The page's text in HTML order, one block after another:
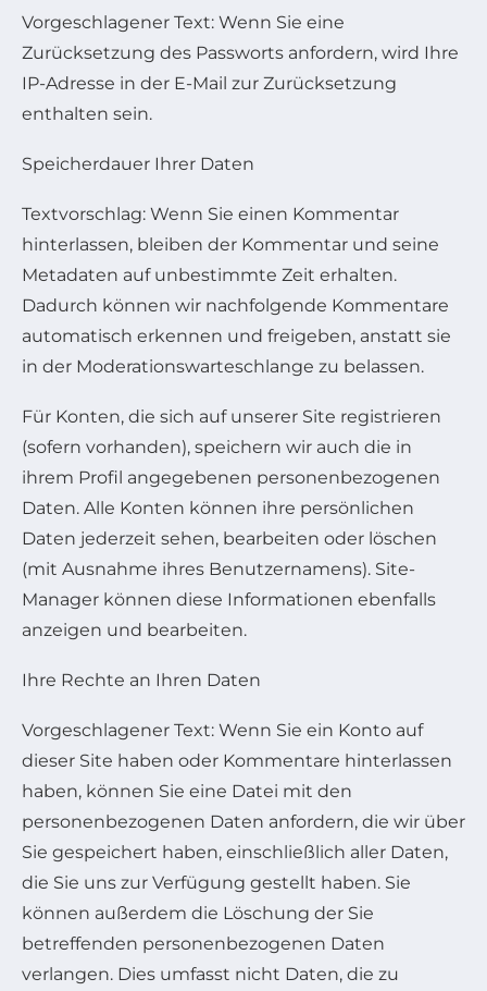
Vorgeschlagener Text: Wenn Sie eine
Zurücksetzung des Passworts anfordern, wird Ihre
IP-Adresse in der E-Mail zur Zurücksetzung
enthalten sein.
Speicherdauer Ihrer Daten
Textvorschlag: Wenn Sie einen Kommentar
hinterlassen, bleiben der Kommentar und seine
Metadaten auf unbestimmte Zeit erhalten.
Dadurch können wir nachfolgende Kommentare
automatisch erkennen und freigeben, anstatt sie
in der Moderationswarteschlange zu belassen.
Für Konten, die sich auf unserer Site registrieren
(sofern vorhanden), speichern wir auch die in
ihrem Profil angegebenen personenbezogenen
Daten. Alle Konten können ihre persönlichen
Daten jederzeit sehen, bearbeiten oder löschen
(mit Ausnahme ihres Benutzernamens). Site-
Manager können diese Informationen ebenfalls
anzeigen und bearbeiten.
Ihre Rechte an Ihren Daten
Vorgeschlagener Text: Wenn Sie ein Konto auf
dieser Site haben oder Kommentare hinterlassen
haben, können Sie eine Datei mit den
personenbezogenen Daten anfordern, die wir über
Sie gespeichert haben, einschließlich aller Daten,
die Sie uns zur Verfügung gestellt haben. Sie
können außerdem die Löschung der Sie
betreffenden personenbezogenen Daten
verlangen. Dies umfasst nicht Daten, die zu